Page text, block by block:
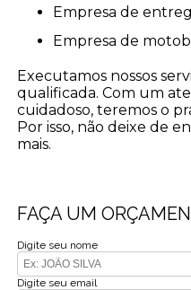
empresa de
empresa de
Executamos nossos
qualificada. Com um
cuidadoso, teremos o
Por isso, não deixe de
mais.
FAÇA UM
Digite seu nome
Digite seu email